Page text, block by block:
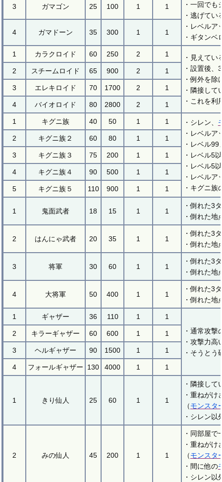
・一回で
・逃げてい
・レベル
・ギタン
3 ガマゴン 25 100 1 1
4 ガマドーン 35 300 1 1
1 カラクロイド 60 250 2 1
・見えてい
・設置後
・例外を
・隣接し
・これを利
2 スチームロイド 65 900 2 1
3 エレキロイド 70 1700 2 1
4 バイオロイド 80 2800 2 1
1 キグニ族 40 50 1 1 ・シレン、
・レベル
・レベル
・レベル5
・レベル5
・レベル
・キグニ
2 キグニ族２ 60 80 1 1
3 キグニ族３ 75 200 1 1
4 キグニ族４ 90 500 1 1
5 キグニ族５ 110 900 1 1
1 鬼面武者 18 15 1 1
・倒れた3
・倒れた
2 はんにゃ武者 20 35 1 1
・倒れた3
・倒れた
3 将軍 30 60 1 1
・倒れた3
・倒れた
4 大将軍 50 400 1 1
・倒れた3
・倒れた
1 ギャザー 36 110 1
1
・通常攻撃
・攻撃力
・そうと
2 キラーギャザー 60 600 1 1
3 ヘルギャザー 90 1500 1 1
4 フォールギャザー 130 4000 1 1
1 きり仙人 25 60 1 1
・隣接し
・重ねが
（モンスタ
・シレン
2 みの仙人 45 200 1 1
・同部屋
・重ねが
（モンスタ
・間に他の
・シレン